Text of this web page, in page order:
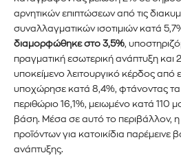
αρνητικών επιπτώσεων από τις
συναλλαγματικών ισοτιμιών κατά
διαμορφώθηκε στο 3,5%,
πραγματική εσωτερική ανάπτυξη και
υποκείμενο λειτουργικό κέρδος από
υποχώρησε κατά 8,4%, φτάνοντας τα
περιθώριο 16,1%, μειωμένο κατά 110
βάση. Μέσα σε αυτό το περιβάλλον,
προϊόντων για κατοικίδια παρέμεινε
ανάπτυξης.